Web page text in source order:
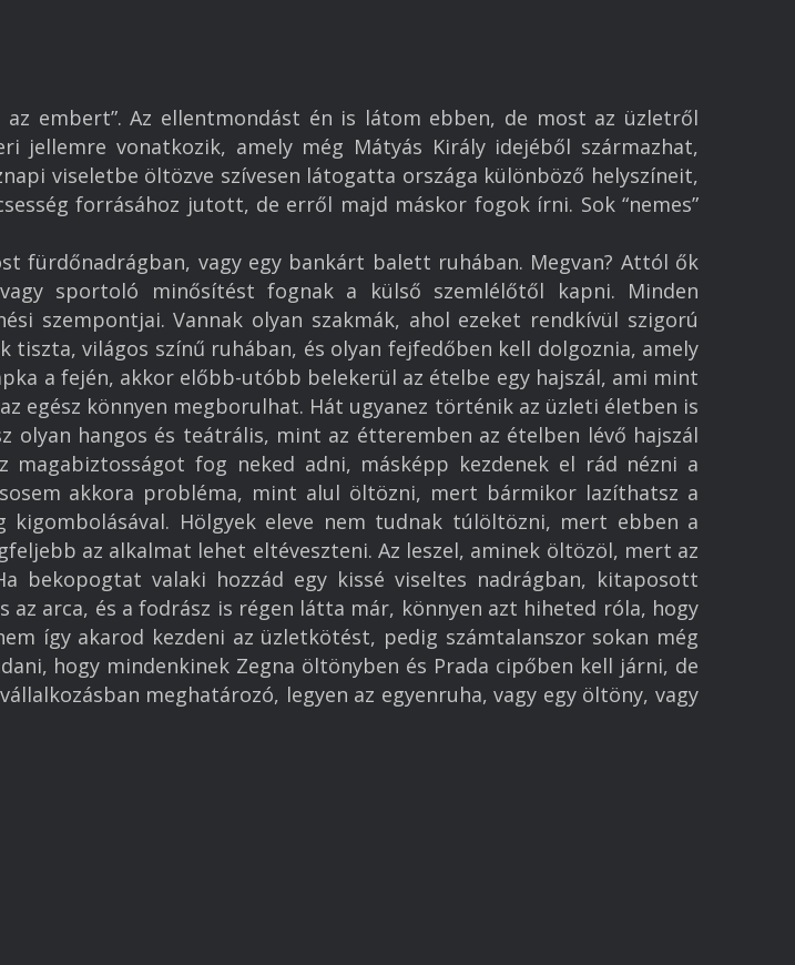
embert”. Az ellentmondást én is látom ebben, de most az üzletről
jellemre vonatkozik, amely még Mátyás Király idejéből származhat,
viseletbe öltözve szívesen látogatta országa különböző helyszíneit,
forrásához jutott, de erről majd máskor fogok írni. Sok “nemes”
fürdőnadrágban, vagy egy bankárt balett ruhában. Megvan? Attól ők
sportoló minősítést fognak a külső szemlélőtől kapni. Minden
szempontjai. Vannak olyan szakmák, ahol ezeket rendkívül szigorú
világos színű ruhában, és olyan fejfedőben kell dolgoznia, amely
a fején, akkor előbb-utóbb belekerül az ételbe egy hajszál, ami mint
könnyen megborulhat. Hát ugyanez történik az üzleti életben is
olyan hangos és teátrális, mint az étteremben az ételben lévő hajszál
fog neked adni, másképp kezdenek el rád nézni a
akkora probléma, mint alul öltözni, mert bármikor lazíthatsz a
kigombolásával. Hölgyek eleve nem tudnak túlöltözni, mert ebben a
az alkalmat lehet eltéveszteni. Az leszel, aminek öltözöl, mert az
bekopogtat valaki hozzád egy kissé viseltes nadrágban, kitaposott
arca, és a fodrász is régen látta már, könnyen azt hiheted róla, hogy
így akarod kezdeni az üzletkötést, pedig számtalanszor sokan még
hogy mindenkinek Zegna öltönyben és Prada cipőben kell járni, de
meghatározó, legyen az egyenruha, vagy egy öltöny, vagy